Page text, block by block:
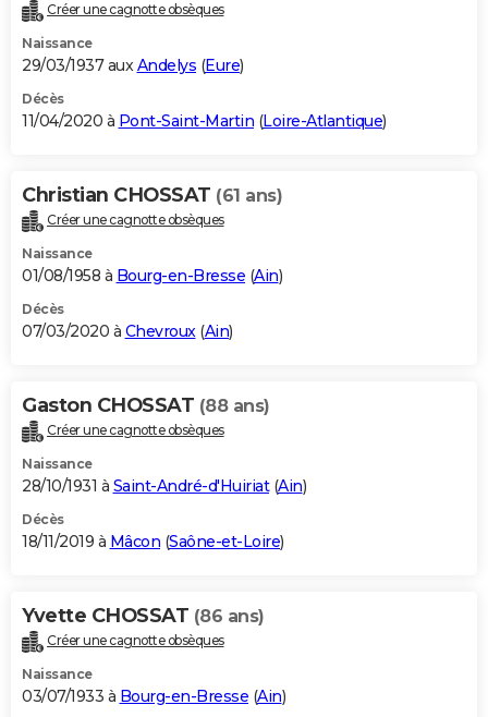
Créer une cagnotte obsèques
Naissance
29/03/1937 auxAndelys (Eure)
Décès
11/04/2020 à Pont-Saint-Martin (Loire-Atlantique)
Christian CHOSSAT (61 ans)
Créer une cagnotte obsèques
Naissance
01/08/1958 à Bourg-en-Bresse (Ain)
Décès
07/03/2020 à Chevroux(Ain)
Gaston CHOSSAT (88 ans)
Créer une cagnotte obsèques
Naissance
28/10/1931 à Saint-André-d'Huiriat(Ain)
Décès
18/11/2019 à Mâcon (Saône-et-Loire)
Yvette CHOSSAT (86 ans)
Créer une cagnotte obsèques
Naissance
03/07/1933 à Bourg-en-Bresse (Ain)